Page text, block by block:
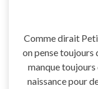
Comme dirait
on pense toujours
manque toujours
naissance pour